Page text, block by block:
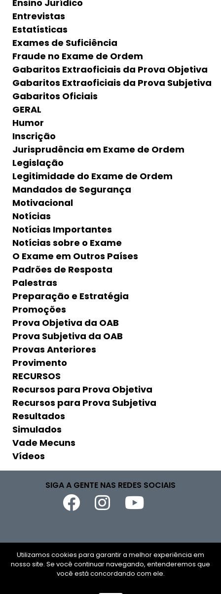
Ensino Jurídico
Entrevistas
Estatísticas
Exames de Suficiência
Fraude no Exame de Ordem
Gabaritos Extraoficiais da Prova Objetiva
Gabaritos Extraoficiais da Prova Subjetiva
Gabaritos Oficiais
GERAL
Humor
Inscrição
Jurisprudência em Exame de Ordem
Legislação
Legitimidade do Exame de Ordem
Mandados de Segurança
Motivacional
Notícias
Notícias Importantes
Notícias sobre o Exame
O Exame em Outros Países
Padrões de Resposta
Palestras
Preparação e Estratégia
Promoções
Prova Objetiva da OAB
Prova Subjetiva da OAB
Provas Anteriores
Provimento
RECURSOS
Recursos para Prova Objetiva
Recursos para Prova Subjetiva
Resultados
Simulados
Vade Mecuns
Vídeos
SIGA A GENTE NAS REDES SOCIAIS
Copyright © 2026
CNPJ
Utilizamos cookies para garantir a melhor experiência em
nosso site. Se você continuar navegando, entenderemos que
você está concordando com ele.